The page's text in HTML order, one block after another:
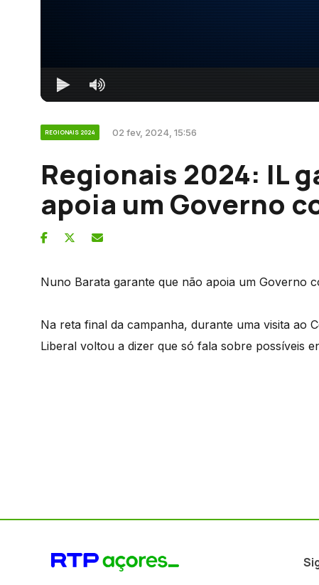
REGIONAIS 2024 02 fev, 2024, 15:56
Regionais 2024: IL
apoia um Governo
Nuno Barata garante que não apoia um Governo
Na reta final da campanha, durante uma visita ao
Liberal voltou a dizer que só fala sobre possíveis